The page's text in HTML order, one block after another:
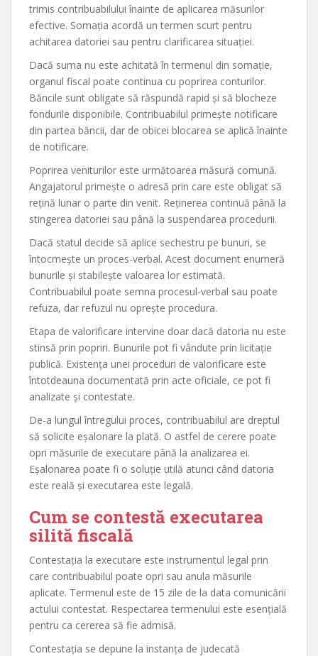
trimis contribuabilului înainte de aplicarea măsurilor
efective. Somația acordă un termen scurt pentru
achitarea datoriei sau pentru clarificarea situației.
Dacă suma nu este achitată în termenul din somație,
organul fiscal poate continua cu poprirea conturilor.
Băncile sunt obligate să răspundă rapid și să blocheze
fondurile disponibile. Contribuabilul primește notificare
din partea băncii, dar de obicei blocarea se aplică înainte
de notificare.
Poprirea veniturilor este următoarea măsură comună.
Angajatorul primește o adresă prin care este obligat să
rețină lunar o parte din venit. Reținerea continuă până la
stingerea datoriei sau până la suspendarea procedurii.
Dacă statul decide să aplice sechestru pe bunuri, se
întocmește un proces-verbal. Acest document enumeră
bunurile și stabilește valoarea lor estimată.
Contribuabilul poate semna procesul-verbal sau poate
refuza, dar refuzul nu oprește procedura.
Etapa de valorificare intervine doar dacă datoria nu este
stinsă prin popriri. Bunurile pot fi vândute prin licitație
publică. Existența unei proceduri de valorificare este
întotdeauna documentată prin acte oficiale, ce pot fi
analizate și contestate.
De-a lungul întregului proces, contribuabilul are dreptul
să solicite eșalonare la plată. O astfel de cerere poate
opri măsurile de executare până la analizarea ei.
Eșalonarea poate fi o soluție utilă atunci când datoria
este reală și executarea este legală.
Cum se contestă executarea
silită fiscală
Contestația la executare este instrumentul legal prin
care contribuabilul poate opri sau anula măsurile
aplicate. Termenul este de 15 zile de la data comunicării
actului contestat. Respectarea termenului este esențială
pentru ca cererea să fie admisă.
Contestația se depune la instanța de judecată